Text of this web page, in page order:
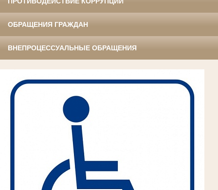
ОБРАЩЕНИЯ ГРАЖДАН
ВНЕПРОЦЕССУАЛЬНЫЕ ОБРАЩЕНИЯ